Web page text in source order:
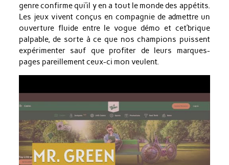
genre confirme qui’il y en a tout le monde des appétits.
Les jeux vivent conçus en compagnie de admettre un
ouverture fluide entre le vogue démo et cet’brique
palpable, de sorte à ce que nos champions puissent
expérimenter sauf que profiter de leurs marques-
pages pareillement ceux-ci mon veulent.